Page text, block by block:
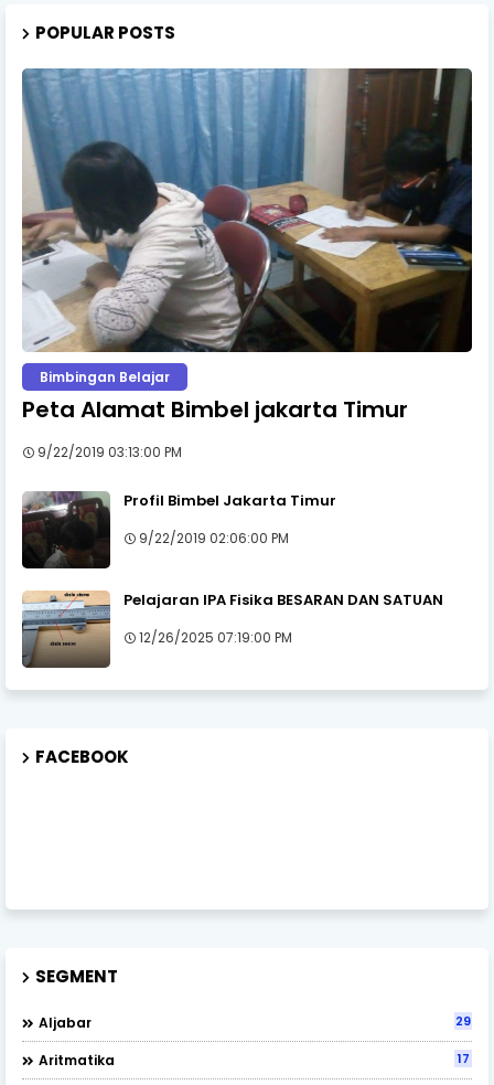
POPULAR POSTS
Bimbingan Belajar
Peta Alamat Bimbel jakarta Timur
9/22/2019 03:13:00 PM
Profil Bimbel Jakarta Timur
9/22/2019 02:06:00 PM
Pelajaran IPA Fisika BESARAN DAN SATUAN
12/26/2025 07:19:00 PM
FACEBOOK
SEGMENT
Aljabar 29
Aritmatika 17